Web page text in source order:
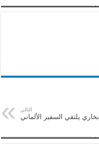
التالي
بخاري يلتقي السفير الألماني